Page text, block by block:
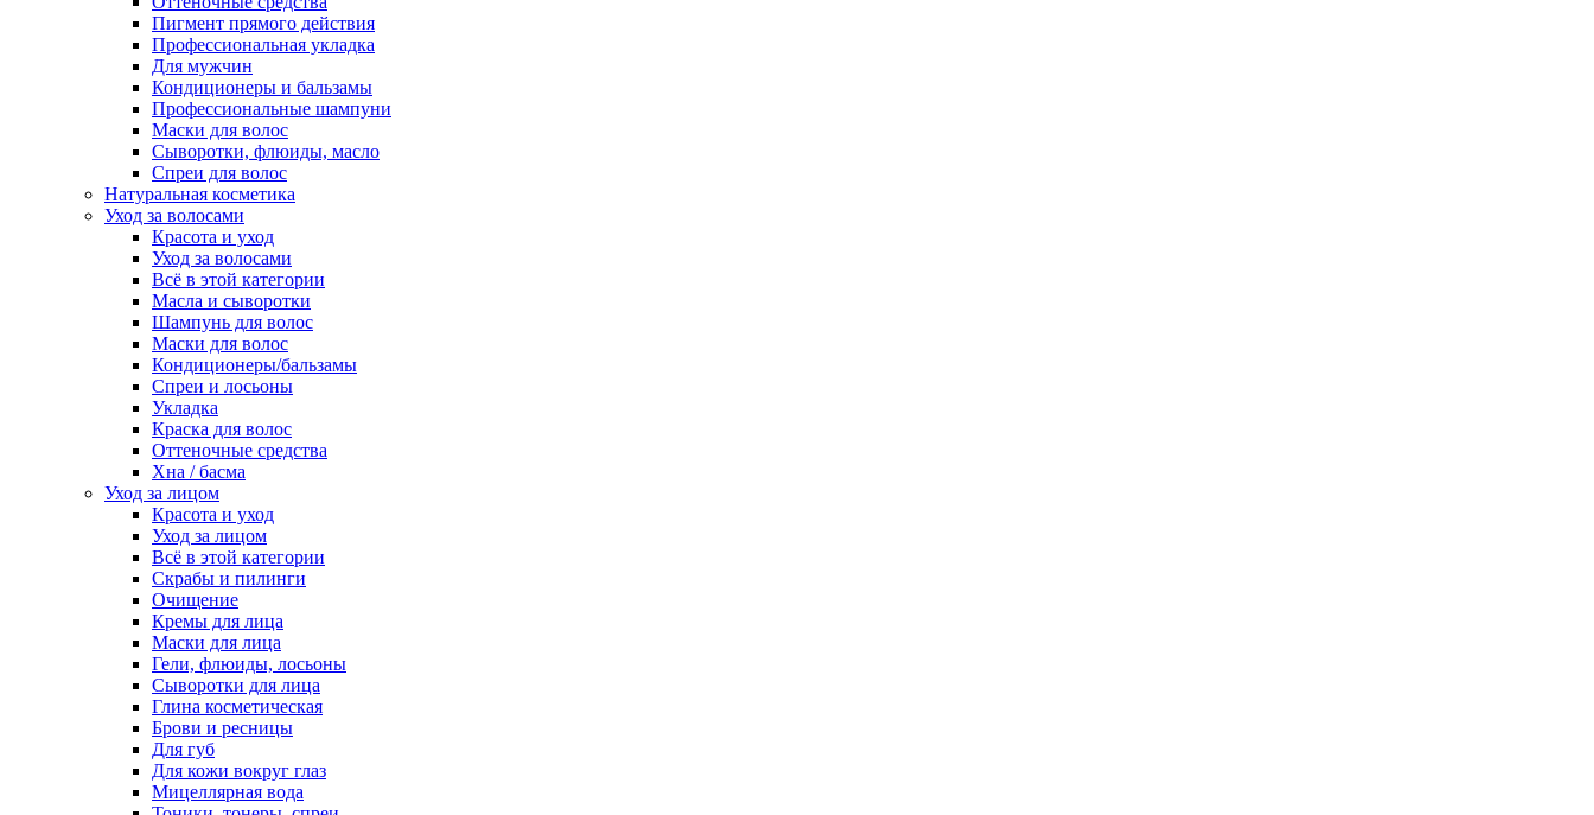
Пигмент прямого действия
Профессиональная укладка
Для мужчин
Кондиционеры и бальзамы
Профессиональные шампуни
Маски для волос
Сыворотки, флюиды, масло
Спреи для волос
Натуральная косметика
Уход за волосами
Красота и уход
Уход за волосами
Всё в этой категории
Масла и сыворотки
Шампунь для волос
Маски для волос
Кондиционеры/бальзамы
Спреи и лосьоны
Укладка
Краска для волос
Оттеночные средства
Хна / басма
Уход за лицом
Красота и уход
Уход за лицом
Всё в этой категории
Скрабы и пилинги
Очищение
Кремы для лица
Маски для лица
Гели, флюиды, лосьоны
Сыворотки для лица
Глина косметическая
Брови и ресницы
Для губ
Для кожи вокруг глаз
Мицеллярная вода